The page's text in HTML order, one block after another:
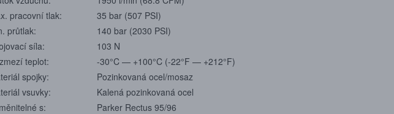
pracovní tlak:
35 bar (507 PSI)
průtlak:
140 bar (2030 PSI)
síla:
103 N
teplot:
-30°C — +100°C (-22°F — +212°F)
spojky:
Pozinkovaná ocel/mosaz
vsuvky:
Kalená pozinkovaná ocel
s:
Parker Rectus 95/96